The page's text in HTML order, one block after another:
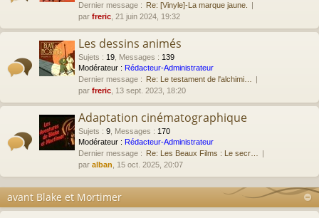
Dernier message : Re: [Vinyle]-La marque jaune.
par freric , 21 juin 2024, 19:32
Les dessins animés
Sujets : 19 Messages : 139
Modérateur : Rédacteur-Administrateur
Dernier message : Re: Le testament de l'alchimi…
par freric , 13 sept. 2023, 18:20
Adaptation cinématographique
Sujets : 9 Messages : 170
Modérateur : Rédacteur-Administrateur
Dernier message : Re: Les Beaux Films : Le secr…
par alban , 15 oct. 2025, 20:07
avant Blake et Mortimer